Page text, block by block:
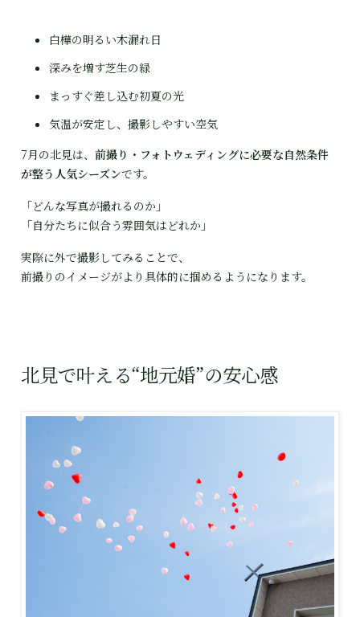
白樺の明るい木漏れ日
深みを増す芝生の緑
まっすぐ差し込む初夏の光
気温が安定し、撮影しやすい空気
7月の北見は、 前撮り・フォトウェディングに必要な自然条件
が整う人気シーズンです。
「どんな写真が撮れるのか」
「自分たちに似合う雰囲気はどれか」
実際に外で撮影してみることで、
前撮りのイメージがより具体的に掴めるようになります。
北見で叶える“地元婚”の安心感